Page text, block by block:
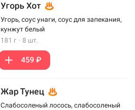
Угорь Хот
Угорь, соус унаги, соус для запекания,
кунжут белый
181 г · 8 шт.
459 ₽
Жар Тунец
Слабосоленый лосось, слабосоленый